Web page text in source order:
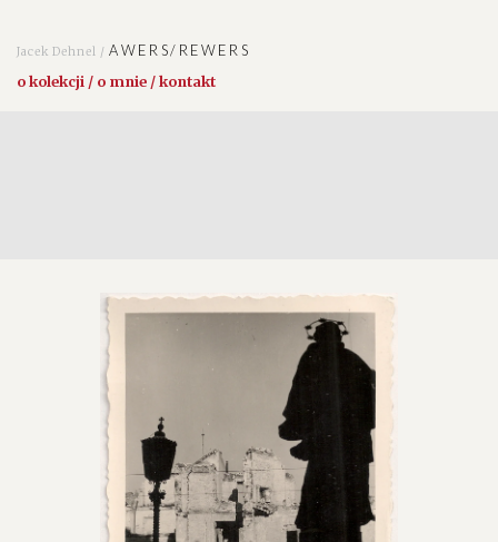
Jacek Dehnel /AWERS/REWERS
o kolekcji / o mnie / kontakt